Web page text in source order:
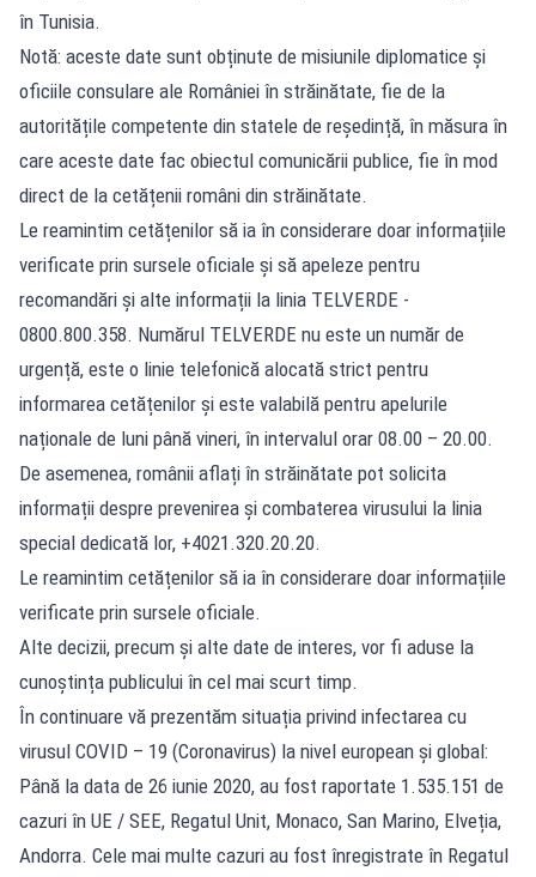
în Tunisia.
Notă: aceste date sunt obținute de misiunile diplomatice și
oficiile consulare ale României în străinătate, fie de la
autoritățile competente din statele de reședință, în măsura în
care aceste date fac obiectul comunicării publice, fie în mod
direct de la cetățenii români din străinătate.
Le reamintim cetățenilor să ia în considerare doar informațiile
verificate prin sursele oficiale și să apeleze pentru
recomandări și alte informații la linia TELVERDE -
0800.800.358. Numărul TELVERDE nu este un număr de
urgență, este o linie telefonică alocată strict pentru
informarea cetățenilor și este valabilă pentru apelurile
naționale de luni până vineri, în intervalul orar 08.00 – 20.00.
De asemenea, românii aflați în străinătate pot solicita
informații despre prevenirea și combaterea virusului la linia
special dedicată lor, +4021.320.20.20.
Le reamintim cetățenilor să ia în considerare doar informațiile
verificate prin sursele oficiale.
Alte decizii, precum și alte date de interes, vor fi aduse la
cunoștința publicului în cel mai scurt timp.
În continuare vă prezentăm situația privind infectarea cu
virusul COVID – 19 (Coronavirus) la nivel european și global:
Până la data de 26 iunie 2020, au fost raportate 1.535.151 de
cazuri în UE / SEE, Regatul Unit, Monaco, San Marino, Elveția,
Andorra. Cele mai multe cazuri au fost înregistrate în Regatul